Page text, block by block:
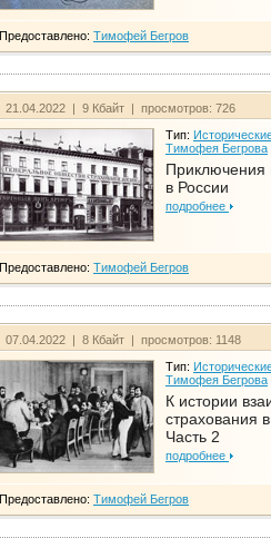
Предоставлено: Тимофей Бегров
21.04.2022 | 9 Кбайт | просмотров: 726
Тип:
Тимофея Бегрова
Приключения
в России
подробнее
Предоставлено: Тимофей Бегров
07.04.2022 | 8 Кбайт | просмотров: 1148
Тип:
Тимофея Бегрова
К истории
страхования
Часть 2
подробнее
Предоставлено: Тимофей Бегров